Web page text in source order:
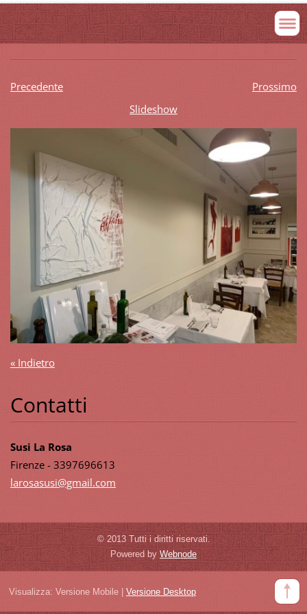
Precedente
Prossimo
Slideshow
« Indietro
Contatti
Susi La Rosa
Firenze - 3397696613
larosasusi@gmail.com
© 2013 Tutti i diritti riservati.
Powered byWebnode
Visualizza: Versione Mobile| Versione Desktop